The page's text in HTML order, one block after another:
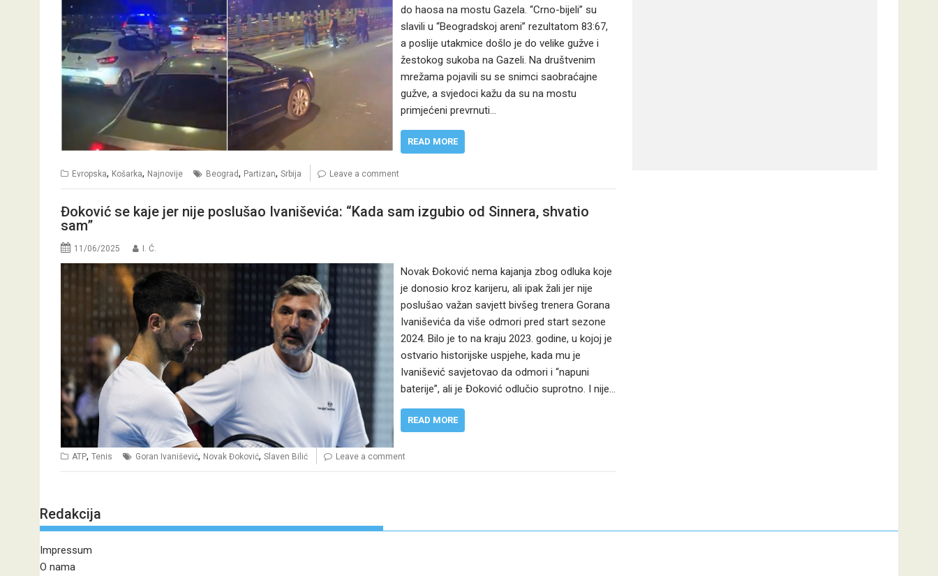
do haosa na mostu Gazela. “Crno-bijeli” su
slavili u “Beogradskoj areni” rezultatom 83:67,
a poslije utakmice došlo je do velike gužve i
žestokog sukoba na Gazeli. Na društvenim
mrežama pojavili su se snimci saobraćajne
gužve, a svjedoci kažu da su na mostu
primjećeni prevrnuti…
READ MORE
Evropska, Košarka, Najnovije Beograd, Partizan, Srbija Leave a comment
Đoković se kaje jer nije poslušao Ivaniševića: “Kada sam izgubio od Sinnera, shvatio
sam”
11/06/2025 I. Ć.
Novak Đoković nema kajanja zbog odluka koje
je donosio kroz karijeru, ali ipak žali jer nije
poslušao važan savjett bivšeg trenera Gorana
Ivaniševića da više odmori pred start sezone
2024. Bilo je to na kraju 2023. godine, u kojoj je
ostvario historijske uspjehe, kada mu je
Ivanišević savjetovao da odmori i “napuni
baterije”, ali je Đoković odlučio suprotno. I nije…
READ MORE
ATP, Tenis Goran Ivanišević, Novak Đoković, Slaven Bilić Leave a comment
Redakcija
Impressum
O nama